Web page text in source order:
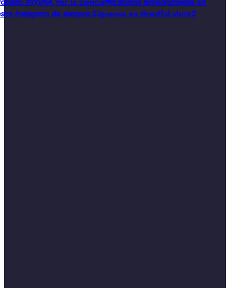
Instagram de siempre,Síguenos en @restful.store2